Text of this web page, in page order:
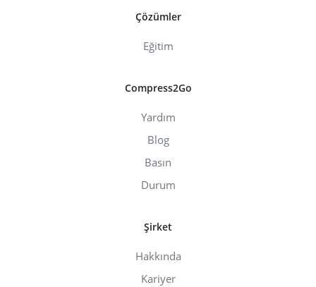
Çözümler
Eğitim
Compress2Go
Yardım
Blog
Basın
Durum
Şirket
Hakkında
Kariyer